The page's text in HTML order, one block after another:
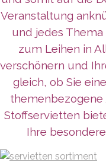
Veranstaltung
und jedes
zum Leihen in
verschönern und
gleich, ob Sie
Stoffservietten
Ihre